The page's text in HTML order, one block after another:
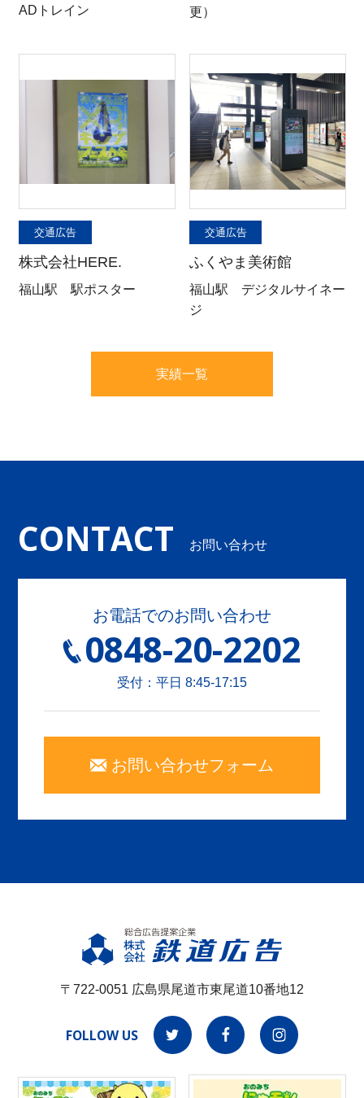
ADトレイン
更）
交通広告
株式会社HERE.
福山駅 駅ポスター
交通広告
ふくやま美術館
福山駅 デジタルサイネー
ジ
実績一覧
CONTACT お問い合わせ
お電話でのお問い合わせ
0848-20-2202
受付：平日 8:45-17:15
お問い合わせフォーム
〒722-0051 広島県尾道市東尾道10番地12
FOLLOW US